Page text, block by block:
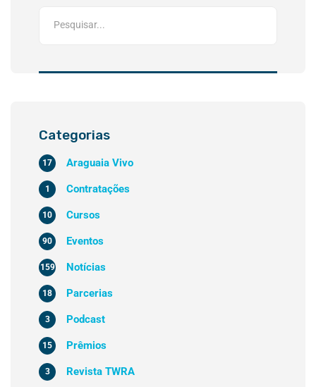
Categorias
Araguaia Vivo
17
Contratações
1
Cursos
10
Eventos
90
Notícias
159
Parcerias
18
Podcast
3
Prêmios
15
Revista TWRA
3